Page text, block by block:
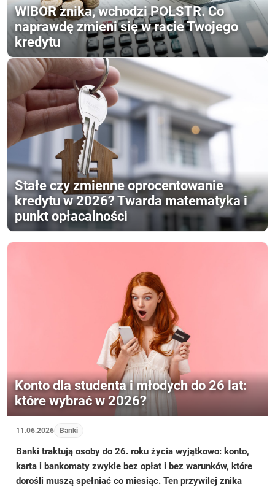
WIBOR znika, wchodzi POLSTR. Co
naprawdę zmieni się w racie Twojego
kredytu
Stałe czy zmienne oprocentowanie
kredytu w 2026? Twarda matematyka i
punkt opłacalności
Konto dla studenta i młodych do 26 lat:
które wybrać w 2026?
11.06.2026 Banki
Banki traktują osoby do 26. roku życia wyjątkowo: konto,
karta i bankomaty zwykle bez opłat i bez warunków, które
dorośli muszą spełniać co miesiąc. Ten przywilej znika